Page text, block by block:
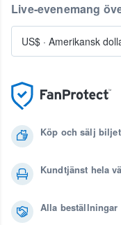
Köp och sälj
Kundtjänst hela
Alla beställningar
Live-evenemang
US$ · Amerikansk